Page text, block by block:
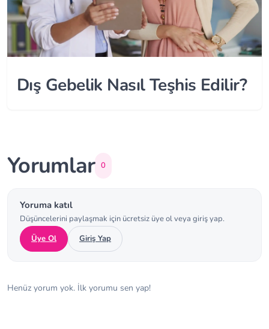
Dış Gebelik Nasıl Teşhis Edilir?
Yorumlar 0
Yoruma katıl
Düşüncelerini paylaşmak için ücretsiz üye ol veya giriş yap.
Üye Ol
Giriş Yap
Henüz yorum yok. İlk yorumu sen yap!